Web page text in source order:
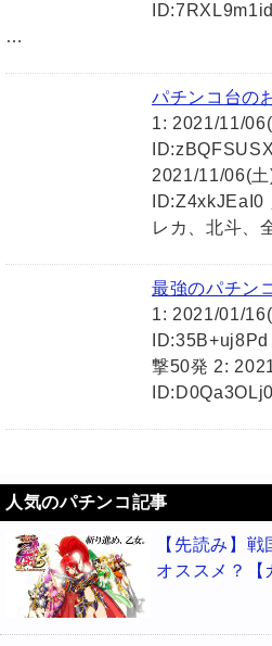
…
パチンコ台の
1: 2021/11/
2021/11/06(
ID:Z4xkJEaI0
レカ、北斗、
最強のパチン
1: 2021/01/
撃50発 2:
人気のパチンコ記事
【先読み】
オススメ？【